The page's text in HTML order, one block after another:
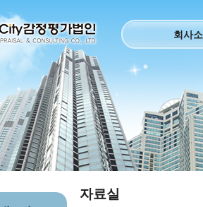
회사
자료실